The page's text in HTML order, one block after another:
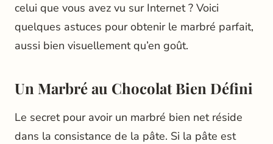
celui que vous avez vu sur Internet ? Voici
quelques astuces pour obtenir le marbré parfait,
aussi bien visuellement qu’en goût.
Un Marbré au Chocolat Bien Défini
Le secret pour avoir un marbré bien net réside
dans la consistance de la pâte. Si la pâte est